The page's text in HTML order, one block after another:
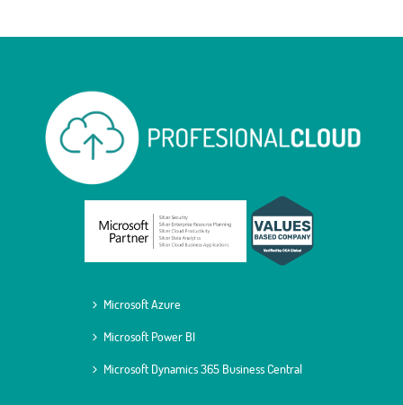
Microsoft Azure
Microsoft Power BI
Microsoft Dynamics 365 Business Central